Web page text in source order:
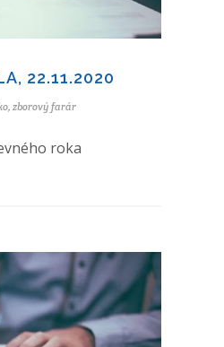
22.11.2020
zborový farár
roka